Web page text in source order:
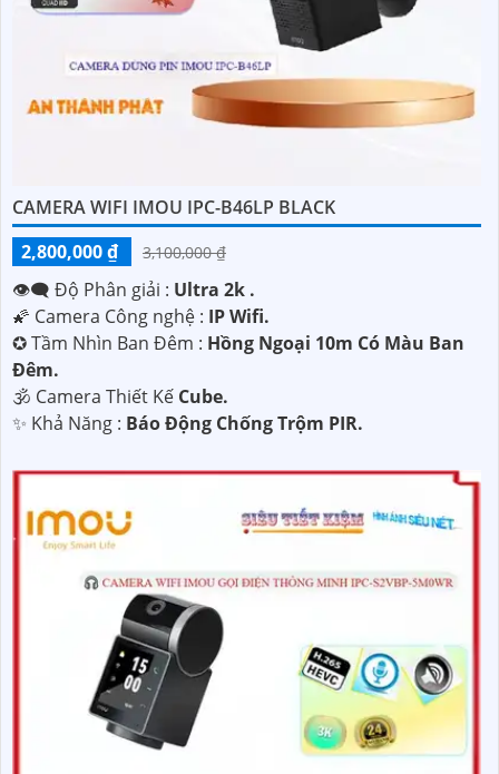
CAMERA WIFI IMOU IPC-B46LP BLACK
2,800,000 ₫
3,100,000 ₫
👁️‍🗨 Độ Phân giải : Ultra 2k .
🌠 Camera Công nghệ : IP Wifi.
✪ Tầm Nhìn Ban Đêm : Hồng Ngoại 10m Có Màu Ban
Đêm.
🕉️ Camera Thiết Kế Cube.
️✨ Khả Năng : Báo Động Chống Trộm PIR.